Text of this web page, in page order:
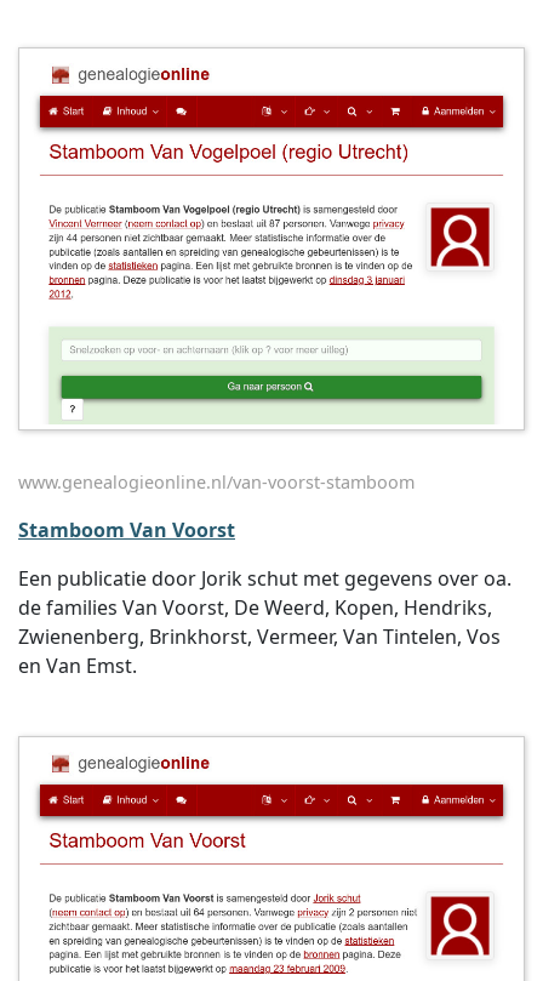
www.genealogieonline.nl/van-voorst-stamboom
Stamboom Van Voorst
Een publicatie door Jorik schut met gegevens over oa.
de families Van Voorst, De Weerd, Kopen, Hendriks,
Zwienenberg, Brinkhorst, Vermeer, Van Tintelen, Vos
en Van Emst.